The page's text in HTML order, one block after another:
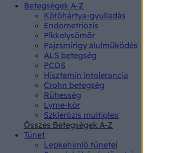
Betegségek A-Z
Kötőhártya-gyulladás
Endometriózis
Pikkelysömör
Pajzsmirigy alulműködés
ALS betegség
PCOS
Hisztamin intolerancia
Crohn betegség
Rühesség
Lyme-kór
Szklerózis multiplex
Összes Betegségek A-Z
Tünet
Lepkehimlő tünetei